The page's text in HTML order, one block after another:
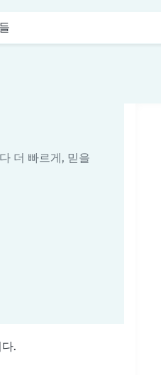
더 빠르게, 믿을
.